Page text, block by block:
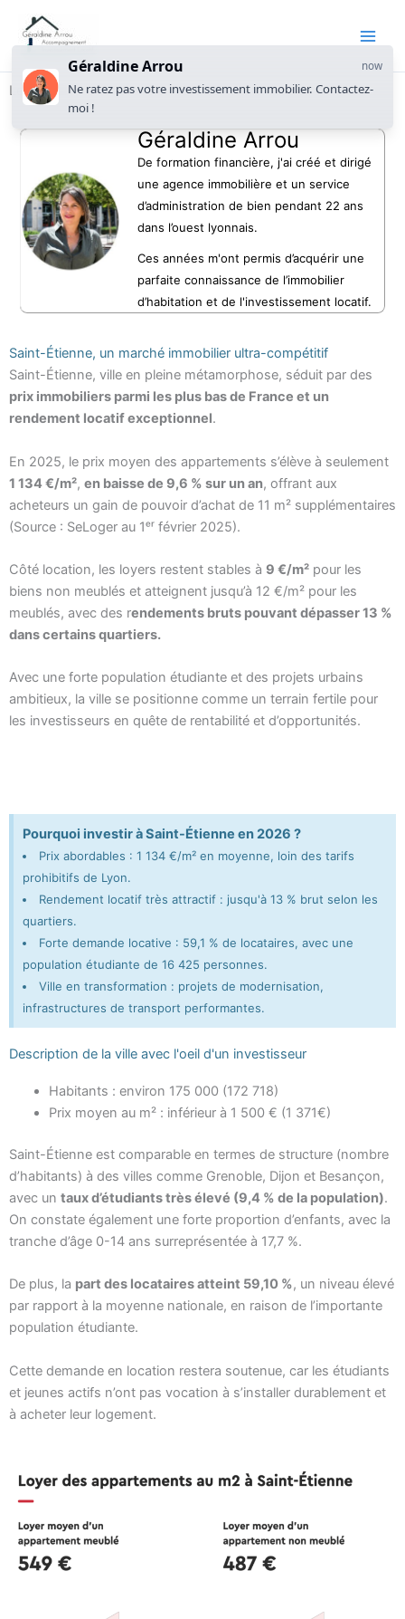
Les meilleurs quartiers de Saint-Étienne où investir
Géraldine Arrou
De formation financière, j'ai créé et dirigé
une agence immobilière et un service
d’administration de bien pendant 22 ans
dans l’ouest lyonnais.
Ces années m'ont permis d’acquérir une
parfaite connaissance de l’immobilier
d’habitation et de l'investissement locatif.
Saint-Étienne, un marché immobilier ultra-compétitif
Saint-Étienne, ville en pleine métamorphose, séduit par des
prix immobiliers parmi les plus bas de France et un
rendement locatif exceptionnel.
En 2025, le prix moyen des appartements s’élève à seulement
1 134 €/m², en baisse de 9,6 % sur un an, offrant aux
acheteurs un gain de pouvoir d’achat de 11 m² supplémentaires
(Source : SeLoger au 1ᵉʳ février 2025).
Côté location, les loyers restent stables à 9 €/m² pour les
biens non meublés et atteignent jusqu’à 12 €/m² pour les
meublés, avec des rendements bruts pouvant dépasser 13 %
dans certains quartiers.
Avec une forte population étudiante et des projets urbains
ambitieux, la ville se positionne comme un terrain fertile pour
les investisseurs en quête de rentabilité et d’opportunités.
Pourquoi investir à Saint-Étienne en 2026 ?
Prix abordables : 1 134 €/m² en moyenne, loin des tarifs
prohibitifs de Lyon.
Rendement locatif très attractif : jusqu'à 13 % brut selon les
quartiers.
Forte demande locative : 59,1 % de locataires, avec une
population étudiante de 16 425 personnes.
Ville en transformation : projets de modernisation,
infrastructures de transport performantes.
Description de la ville avec l'oeil d'un investisseur
Habitants : environ 175 000 (172 718)
Prix moyen au m² : inférieur à 1 500 € (1 371€)
Saint-Étienne est comparable en termes de structure (nombre
d’habitants) à des villes comme Grenoble, Dijon et Besançon,
avec un taux d’étudiants très élevé (9,4 % de la population).
On constate également une forte proportion d’enfants, avec la
tranche d’âge 0-14 ans surreprésentée à 17,7 %.
De plus, la part des locataires atteint 59,10 %, un niveau élevé
par rapport à la moyenne nationale, en raison de l’importante
population étudiante.
Cette demande en location restera soutenue, car les étudiants
et jeunes actifs n’ont pas vocation à s’installer durablement et
à acheter leur logement.
Géraldine Arrou now
Ne ratez pas votre investissement immobilier. Contactez-
moi !